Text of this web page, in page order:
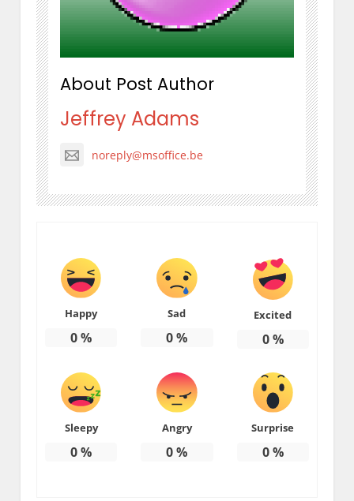
About Post Author
Jeffrey Adams
noreply@msoffice.be
Happy
0%
Sad
0%
Excited
0%
Sleepy
0%
Angry
0%
Surprise
0%